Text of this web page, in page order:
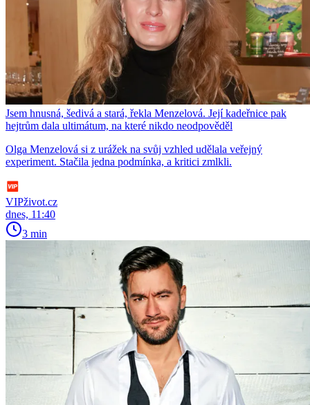
Jsem hnusná, šedivá a stará, řekla Menzelová. Její kadeřnice pak
hejtrům dala ultimátum, na které nikdo neodpověděl
Olga Menzelová si z urážek na svůj vzhled udělala veřejný
experiment. Stačila jedna podmínka, a kritici zmlkli.
VIPživot.cz
dnes, 11:40
3 min